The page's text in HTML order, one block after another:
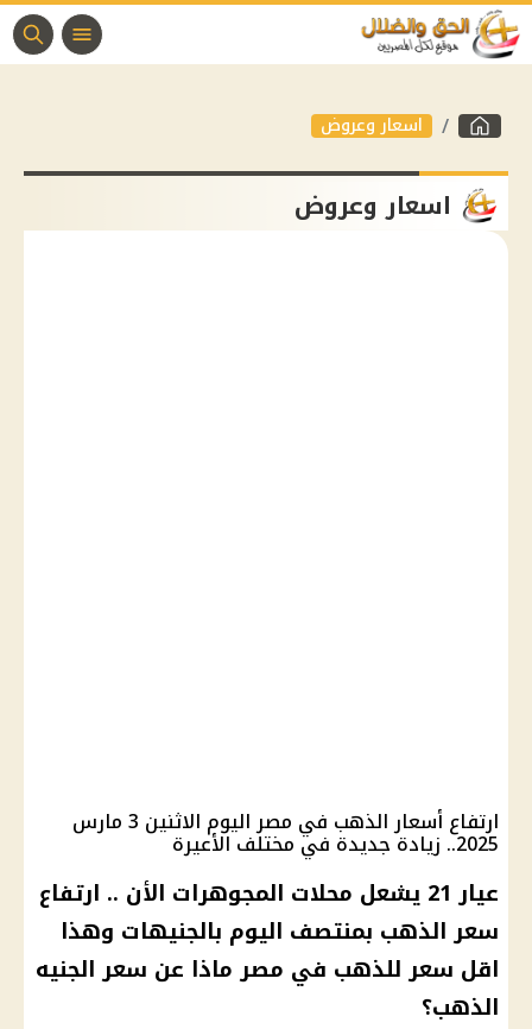
اسعار وعروض
اسعار وعروض
ارتفاع أسعار الذهب في مصر اليوم الاثنين 3 مارس
2025.. زيادة جديدة في مختلف الأعيرة
عيار 21 يشعل محلات المجوهرات الأن .. ارتفاع
سعر الذهب بمنتصف اليوم بالجنيهات وهذا
اقل سعر للذهب في مصر ماذا عن سعر الجنيه
الذهب؟